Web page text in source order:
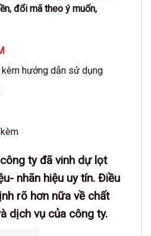
đổi mã theo ý muốn,
hướng dẫn sử dụng
ty đã vinh dự lọt
nhãn hiệu uy tín. Điều
rõ hơn nữa về chất
dịch vụ của công ty.